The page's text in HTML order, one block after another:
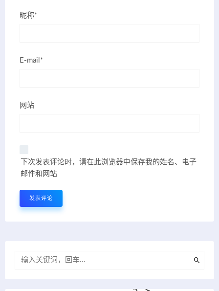
昵称*
E-mail*
网站
下次发表评论时，请在此浏览器中保存我的姓名、电子
邮件和网站